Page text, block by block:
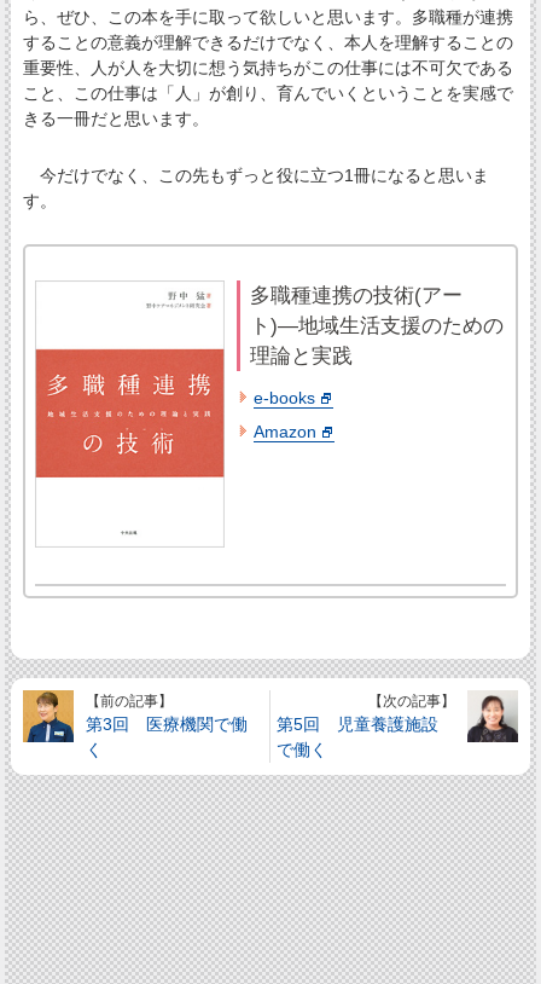
ら、ぜひ、この本を手に取って欲しいと思います。多職種が連携
することの意義が理解できるだけでなく、本人を理解することの
重要性、人が人を大切に想う気持ちがこの仕事には不可欠である
こと、この仕事は「人」が創り、育んでいくということを実感で
きる一冊だと思います。
今だけでなく、この先もずっと役に立つ1冊になると思いま
す。
多職種連携の技術(アー
ト)―地域生活支援のための
理論と実践
e-books
Amazon
【前の記事】
第3回 医療機関で働
く
【次の記事】
第5回 児童養護施設
で働く